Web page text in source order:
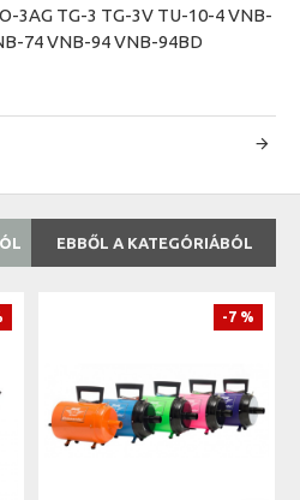
3AG TG-3 TG-3V TU-10-4 VNB-
74 VNB-94 VNB-94BD
EBBŐL A KATEGÓRIÁBÓL
-7 %